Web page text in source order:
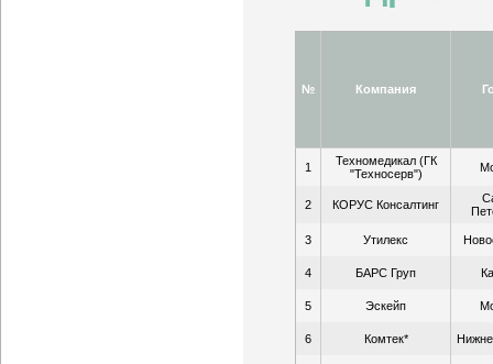
№ Компания
1
Техномедикал (ГК
"Техносерв")
2 КОРУС Консалтинг
3 Утилекс
4 БАРС Груп
5 Эскейп
6 Комтек*